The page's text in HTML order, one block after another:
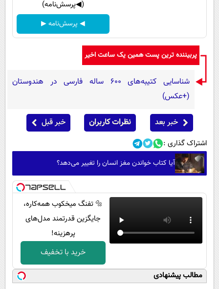
(◀پرسش‌نامه)
◀ پرسش‌نامه ▶
پربیننده ترین پست همین یک ساعت اخیر
شناسایی کتیبه‌های ۶۰۰ ساله فارسی در هندوستان
(+عکس)
خبر بعد نظرات کاربران خبر قبل
اشتراک گذاری :
آیا کتاب خواندن مغز انسان را تغییر می‌دهد؟
🔩 تفنگ میخکوب همه‌کاره،
جایگزین قدرتمند مدل‌های
پرهزینه!
خرید با تخفیف
مطالب پیشنهادی